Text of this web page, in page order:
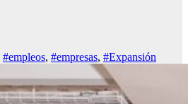
#empleos, #empresas, #Expansión